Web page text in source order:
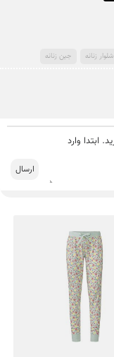
شلوار زنانه جین زنانه